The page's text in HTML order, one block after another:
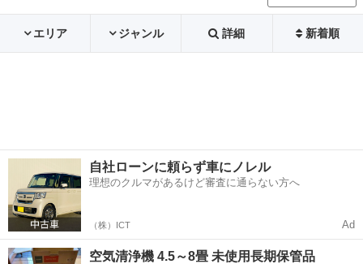
エリア ジャンル 詳細 新着順
自社ローンに頼らず車にノレル
理想のクルマがあるけど審査に通らない方へ
（株）ICT Ad
空気清浄機 4.5～8畳 未使用長期保管品